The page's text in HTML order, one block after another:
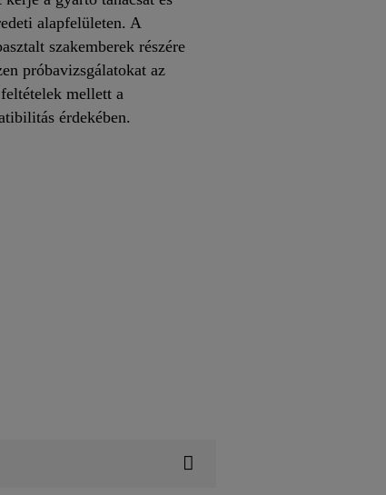
alapfelületen. A
szakemberek részére
próbavizsgálatokat az
mellett a
érdekében.